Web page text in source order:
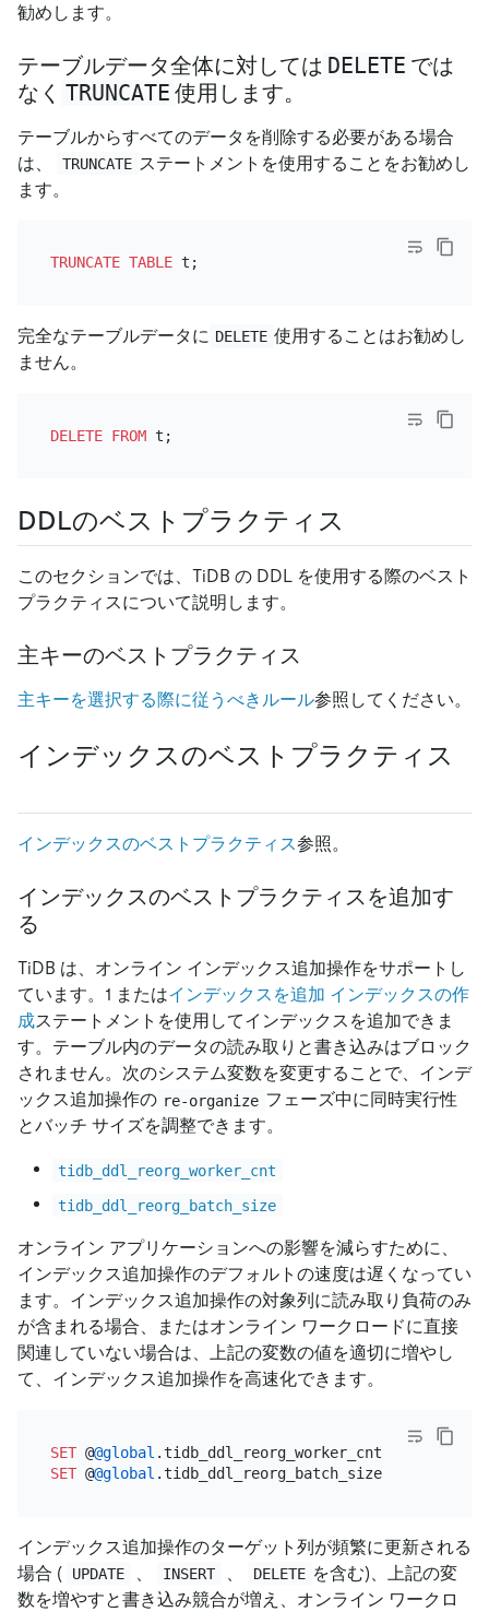
勧めします。
テーブルデータ全体に対しては DELETE では
なく TRUNCATE 使用します。
テーブルからすべてのデータを削除する必要がある場合
は、
TRUNCATE ステートメントを使用することをお勧めし
ます。
TRUNCATE TABLE
完全なテーブルデータに DELETE 使用することはお勧めし
ません。
DELETE FROM
DDLのベストプラクティス
このセクションでは、TiDB の DDL を使用する際のベスト
プラクティスについて説明します。
主キーのベストプラクティス
主キーを選択する際に従うべきルール参照してください。
インデックスのベストプラクティス
インデックスのベストプラクティス参照。
インデックスのベストプラクティスを追加す
る
TiDB は、オンライン インデックス追加操作をサポートし
ています。1 またはインデックスを追加 インデックスの作
成ステートメントを使用してインデックスを追加できま
す。テーブル内のデータの読み取りと書き込みはブロック
されません。次のシステム変数を変更することで、インデ
ックス追加操作の re-organize フェーズ中に同時実行性
とバッチ サイズを調整できます。
tidb_ddl_reorg_worker_cnt
tidb_ddl_reorg_batch_size
オンライン アプリケーションへの影響を減らすために、
インデックス追加操作のデフォルトの速度は遅くなってい
ます。インデックス追加操作の対象列に読み取り負荷のみ
が含まれる場合、またはオンライン ワークロードに直接
関連していない場合は、上記の変数の値を適切に増やし
て、インデックス追加操作を高速化できます。
SET @@global .tidb_ddl_reorg_worker_cnt
SET @@global .tidb_ddl_reorg_batch_size
インデックス追加操作のターゲット列が頻繁に更新される
場合 (
UPDATE INSERT DELETE を含む)、上記の変
数を増やすと書き込み競合が増え、オンライン ワークロ